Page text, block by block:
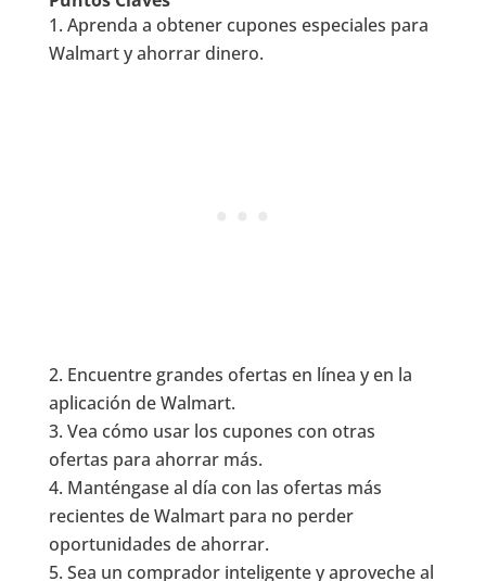
Aprenda a obtener cupones especiales para
Walmart y ahorrar dinero.
Encuentre grandes ofertas en línea y en la
aplicación de Walmart.
Vea cómo usar los cupones con otras
ofertas para ahorrar más.
Manténgase al día con las ofertas más
recientes de Walmart para no perder
oportunidades de ahorrar.
Sea un comprador inteligente y aproveche al